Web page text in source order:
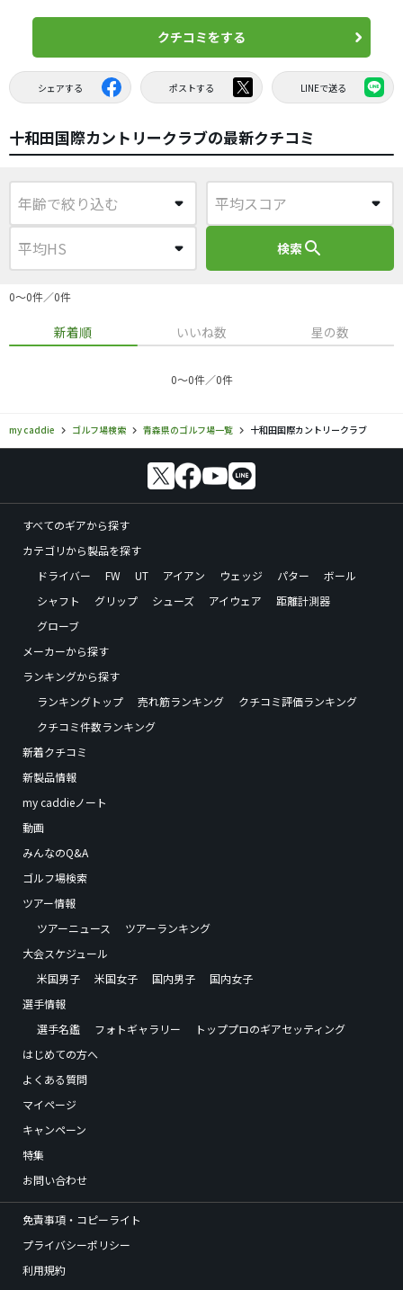
クチコミをする
シェアする ポストする LINEで送る
十和田国際カントリークラブの最新クチコミ
検索search
0〜0件／0件
新着順 いいね数 星の数
0〜0件／0件
my caddie ゴルフ場検索 青森県のゴルフ場一覧 十和田国際カントリークラブ
すべてのギアから探す
カテゴリから製品を探す
ドライバー
FW UT アイアン ウェッジ パター
ボール
シャフト
グリップ シューズ アイウェア
距離計測器
グローブ
メーカーから探す
ランキングから探す
ランキングトップ
売れ筋ランキング
クチコミ評価ランキング
クチコミ件数ランキング
新着クチコミ
新製品情報
my caddieノート
動画
みんなのQ&A
ゴルフ場検索
ツアー情報
ツアーニュース
ツアーランキング
大会スケジュール
米国男子
米国女子 国内男子
国内女子
選手情報
選手名鑑
フォトギャラリー
トッププロのギアセッティング
はじめての方へ
よくある質問
マイページ
キャンペーン
特集
お問い合わせ
免責事項・コピーライト
プライバシーポリシー
利用規約